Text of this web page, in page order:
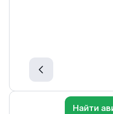
Найти